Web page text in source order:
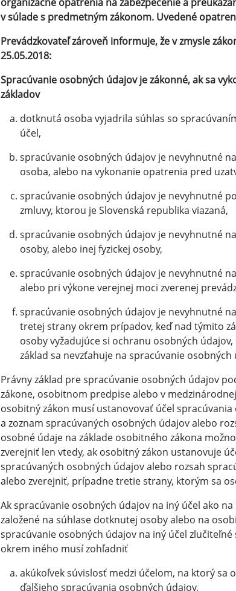
v súlade s predmetným zákonom. Uvedené
Prevádzkovateľ zároveň informuje, že v zmysle
25.05.2018:
Spracúvanie osobných údajov je zákonné, ak sa
základov
dotknutá osoba vyjadrila súhlas so
účel,
spracúvanie osobných údajov je nevyhnutné
osoba, alebo na vykonanie opatrenia pred
spracúvanie osobných údajov je nevyhnutné
zmluvy, ktorou je Slovenská republika viazaná,
spracúvanie osobných údajov je nevyhnutné
osoby, alebo inej fyzickej osoby,
spracúvanie osobných údajov je nevyhnutné
alebo pri výkone verejnej moci zverenej
spracúvanie osobných údajov je nevyhnutné
tretej strany okrem prípadov, keď nad týmito
osoby vyžadujúce si ochranu osobných
základ sa nevzťahuje na spracúvanie
Právny základ pre spracúvanie osobných údajov
zákone, osobitnom predpise alebo v
osobitný zákon musí ustanovovať účel
a zoznam spracúvaných osobných údajov alebo
osobné údaje na základe osobitného zákona
zverejniť len vtedy, ak osobitný zákon ustanovuje
spracúvaných osobných údajov alebo rozsah
alebo zverejniť, prípadne tretie strany, ktorým sa
Ak spracúvanie osobných údajov na iný účel ako
založené na súhlase dotknutej osoby alebo na
spracúvanie osobných údajov na iný účel
okrem iného musí zohľadniť
akúkoľvek súvislosť medzi účelom, na ktorý sa
ďalšieho spracúvania osobných údajov,